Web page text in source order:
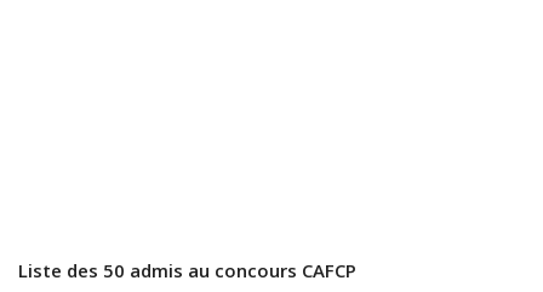
Liste des 50 admis au concours CAFCP